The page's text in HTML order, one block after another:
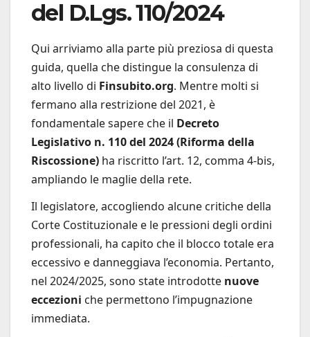
del D.Lgs. 110/2024
Qui arriviamo alla parte più preziosa di questa
guida, quella che distingue la consulenza di
alto livello di Finsubito.org. Mentre molti si
fermano alla restrizione del 2021, è
fondamentale sapere che il Decreto
Legislativo n. 110 del 2024 (Riforma della
Riscossione) ha riscritto l’art. 12, comma 4-bis,
ampliando le maglie della rete.
Il legislatore, accogliendo alcune critiche della
Corte Costituzionale e le pressioni degli ordini
professionali, ha capito che il blocco totale era
eccessivo e danneggiava l’economia. Pertanto,
nel 2024/2025, sono state introdotte nuove
eccezioni che permettono l’impugnazione
immediata.